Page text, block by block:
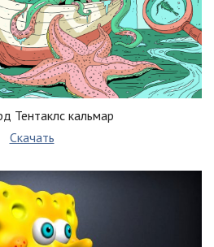
Тентаклс кальмар
Скачать